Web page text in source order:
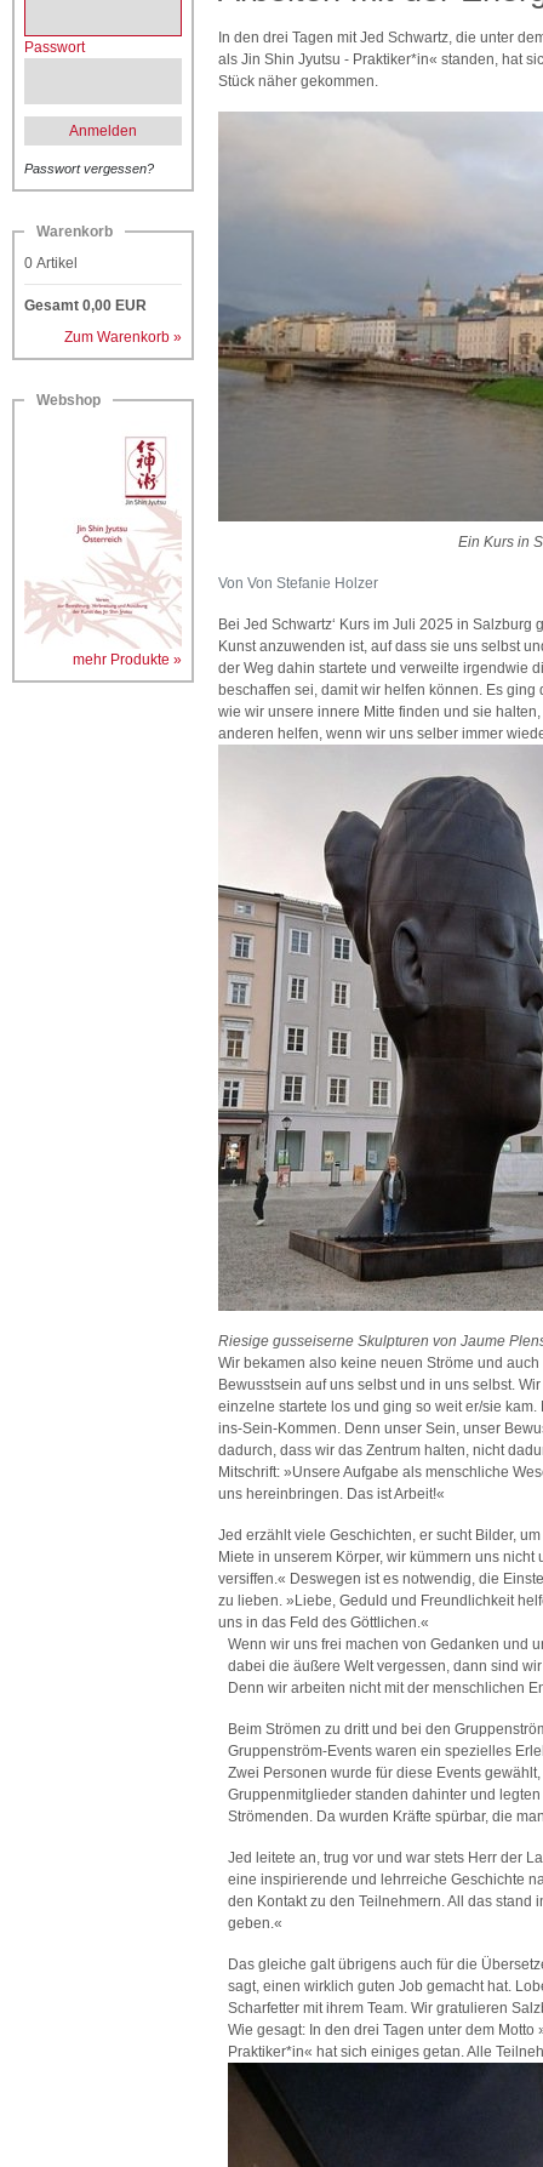
Passwort
Anmelden
Passwort vergessen?
Warenkorb
0 Artikel
Gesamt 0,00 EUR
Zum Warenkorb »
Webshop
mehr Produkte »
In den drei Tagen mit Jed Schwartz, die unter
als Jin Shin Jyutsu - Praktiker*in« standen, hat
Stück näher gekommen.
Ein Kurs in
Von Von Stefanie Holzer
Bei Jed Schwartz‘ Kurs im Juli 2025 in
Kunst anzuwenden ist, auf dass sie uns selbst
der Weg dahin startete und verweilte irgendwie
beschaffen sei, damit wir helfen können. Es
wie wir unsere innere Mitte finden und sie
anderen helfen, wenn wir uns selber immer
Riesige gusseiserne Skulpturen von Jaume
Wir bekamen also keine neuen Ströme und
Bewusstsein auf uns selbst und in uns selbst.
einzelne startete los und ging so weit er/sie
ins-Sein-Kommen. Denn unser Sein, unser
dadurch, dass wir das Zentrum halten, nicht
Mitschrift: »Unsere Aufgabe als menschliche
uns hereinbringen. Das ist Arbeit!«
Jed erzählt viele Geschichten, er sucht Bilder,
Miete in unserem Körper, wir kümmern uns
versiffen.« Deswegen ist es notwendig, die
zu lieben. »Liebe, Geduld und Freundlichkeit
uns in das Feld des Göttlichen.«
Wenn wir uns frei machen von Gedanken und
dabei die äußere Welt vergessen, dann sind
Denn wir arbeiten nicht mit der menschlichen
Beim Strömen zu dritt und bei den
Gruppenström-Events waren ein spezielles
Zwei Personen wurde für diese Events
Gruppenmitglieder standen dahinter und
Strömenden. Da wurden Kräfte spürbar, die
Jed leitete an, trug vor und war stets Herr der
eine inspirierende und lehrreiche Geschichte
den Kontakt zu den Teilnehmern. All das stand
geben.«
Das gleiche galt übrigens auch für die
sagt, einen wirklich guten Job gemacht hat.
Scharfetter mit ihrem Team. Wir gratulieren
Wie gesagt: In den drei Tagen unter dem
Praktiker*in« hat sich einiges getan. Alle